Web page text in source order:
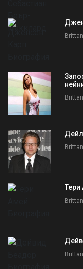
Тери